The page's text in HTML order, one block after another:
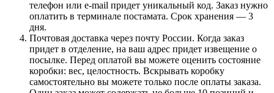
телефон или e-mail придет уникальный код. Заказ нужно
оплатить в терминале постамата. Срок хранения — 3
дня.
Почтовая доставка через почту России. Когда заказ
придет в отделение, на ваш адрес придет извещение о
посылке. Перед оплатой вы можете оценить состояние
коробки: вес, целостность. Вскрывать коробку
самостоятельно вы можете только после оплаты заказа.